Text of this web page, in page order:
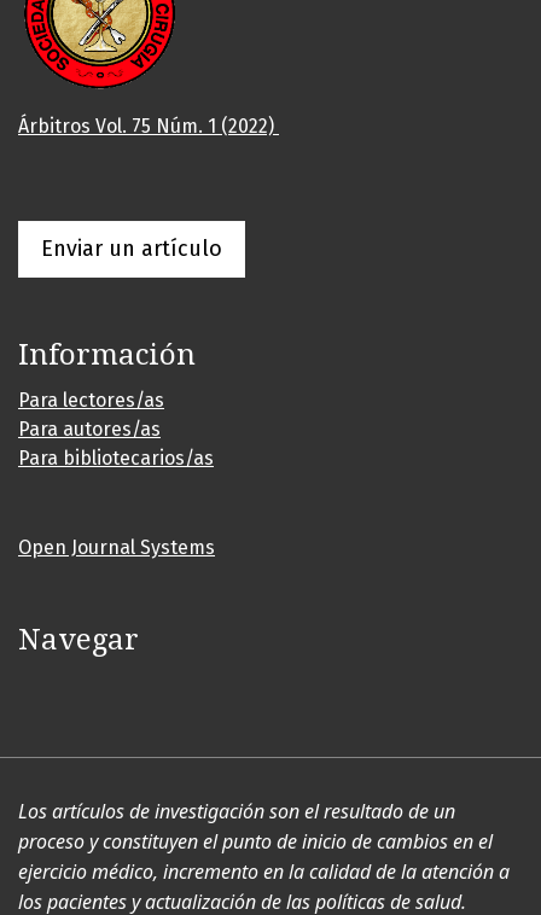
Árbitros Vol. 75 Núm. 1 (2022)
Enviar un artículo
Información
Para lectores/as
Para autores/as
Para bibliotecarios/as
Open Journal Systems
Navegar
Los artículos de investigación son el resultado de un
proceso y constituyen el punto de inicio de cambios en el
ejercicio médico, incremento en la calidad de la atención a
los pacientes y actualización de las políticas de salud.